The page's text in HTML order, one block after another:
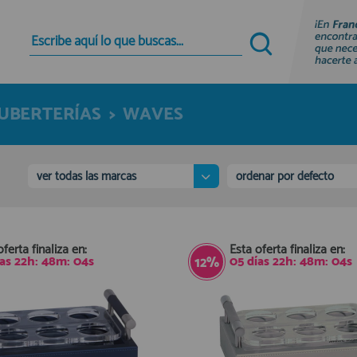
Quiero registrarme
Nuevo cliente
Al crear una cuenta en francobordo.com podrás
tienda virtual, revisar el estado de tus pedidos y
consultar tus operaciones anteriores.
registro cliente
> WAVES
ver todas las marcas ordenar por defecto
finaliza en:
22h:48m:03s 12%
Esta oferta finaliza en:
05días22h:48m:03s